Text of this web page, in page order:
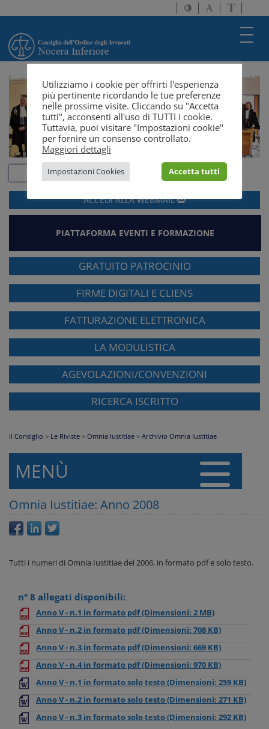
Attiva/disattiva
alto
Attiva/
dimensione
a
solo
ACCEDI ALLAWEBMAIL
PIATTAFORMA EVENTI E FORMAZIONE
GRATUITO PATROCINIO
FIRME DIGITALI E CLIENS
FATTURAZIONE ELETTRONICA
LA MODULISTICA
AGEVOLAZIONI/CONVENZIONI
RICERCA ISCRITTO
Il Consiglio > Le Riviste > Omnia Iustitiae > Archivio Omnia Iustitiae
MENÙ
Omnia Iustitiae: Anno 2008
Tutti i numeri di Omnia Iustitiae del 2006, in formato pdf e solo testo.
n° 8 allegati disponibili:
Anno V - n.1 in formato pdf(Dimensioni: 2 MB)
Anno V - n.2 in formato pdf(Dimensioni: 708 KB)
Anno V - n.3 in formato pdf(Dimensioni: 669 KB)
Anno V - n.4 in formato pdf(Dimensioni: 970 KB)
Anno V - n.1 in formato solo testo(Dimensioni: 259 KB)
Anno V - n.2 in formato solo testo(Dimensioni: 271 KB)
Anno V - n.3 in formato solo testo(Dimensioni: 292 KB)
Utilizziamo i cookie per offrirti l'esperienza
più pertinente ricordando le tue preferenze
nelle prossime visite. Cliccando su "Accetta
tutti", acconsenti all'uso di TUTTI i cookie.
Tuttavia, puoi visitare "Impostazioni cookie"
per fornire un consenso controllato.
Maggiori dettagli
Impostazioni Cookies Accetta tutti